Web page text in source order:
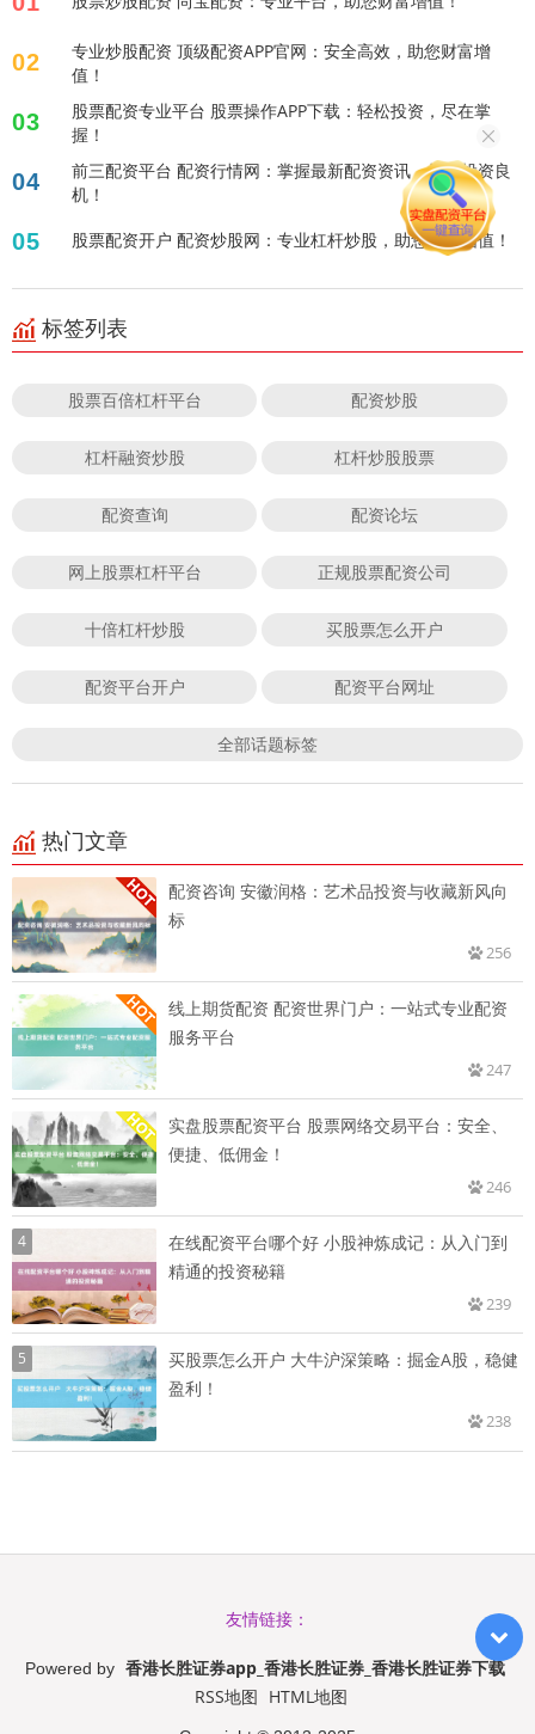
02
专业炒股配资 顶级配资APP官网：安全高效，助您财富增
值！
03
股票配资专业平台 股票操作APP下载：轻松投资，尽在掌
握！
04
前三配资平台 配资行情网：掌握最新配资资讯，把握投资良
机！
05 股票配资开户 配资炒股网：专业杠杆炒股，助您财富增值！
标签列表
股票百倍杠杆平台 配资炒股
杠杆融资炒股 杠杆炒股股票
配资查询 配资论坛
网上股票杠杆平台 正规股票配资公司
十倍杠杆炒股 买股票怎么开户
配资平台开户 配资平台网址
全部话题标签
热门文章
配资咨询 安徽润格：艺术品投资与收藏新风向
标
256
线上期货配资 配资世界门户：一站式专业配资
服务平台
247
实盘股票配资平台 股票网络交易平台：安全、
便捷、低佣金！
246
4
在线配资平台哪个好 小股神炼成记：从入门到
精通的投资秘籍
239
5
买股票怎么开户 大牛沪深策略：掘金A股，稳健
盈利！
238
友情链接：
Powered by 香港长胜证券app_香港长胜证券_香港长胜证券下载
RSS地图 HTML地图